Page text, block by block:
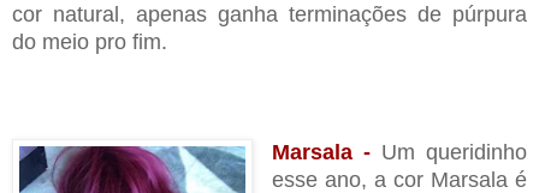
cor natural, apenas ganha terminações de púrpura
do meio pro fim.
Marsala -Um queridinho
esse ano, a cor Marsala é